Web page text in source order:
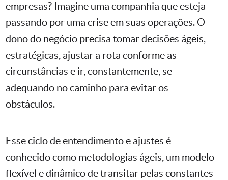
empresas? Imagine uma companhia que esteja
passando por uma crise em suas operações. O
dono do negócio precisa tomar decisões ágeis,
estratégicas, ajustar a rota conforme as
circunstâncias e ir, constantemente, se
adequando no caminho para evitar os
obstáculos.
Esse ciclo de entendimento e ajustes é
conhecido como metodologias ágeis, um modelo
flexível e dinâmico de transitar pelas constantes